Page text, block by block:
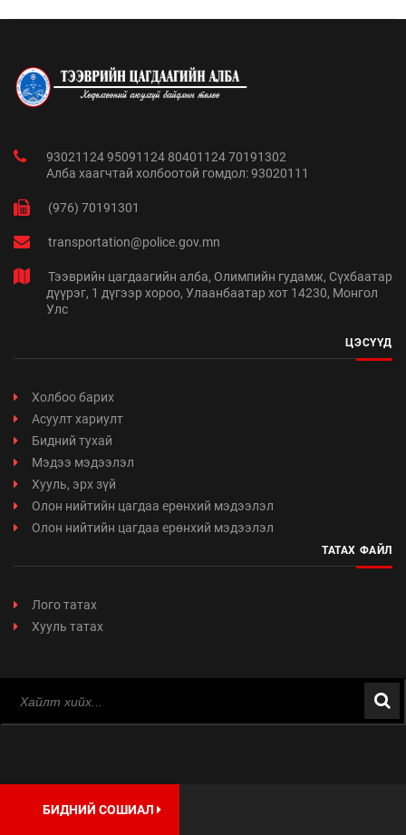
93021124 95091124 80401124 70191302
Алба хаагчтай холбоотой гомдол: 93020111
(976) 70191301
transportation@police.gov.mn
Тээврийн цагдаагийн алба, Олимпийн гудамж, Сүхбаатар
дүүрэг, 1 дүгээр хороо, Улаанбаатар хот 14230, Монгол
Улс
ЦЭСҮҮД
Холбоо барих
Асуулт хариулт
Бидний тухай
Мэдээ мэдээлэл
Хууль, эрх зүй
Олон нийтийн цагдаа ерөнхий мэдээлэл
Олон нийтийн цагдаа ерөнхий мэдээлэл
ТАТАХ ФАЙЛ
Лого татах
Хууль татах
БИДНИЙ СОШИАЛ